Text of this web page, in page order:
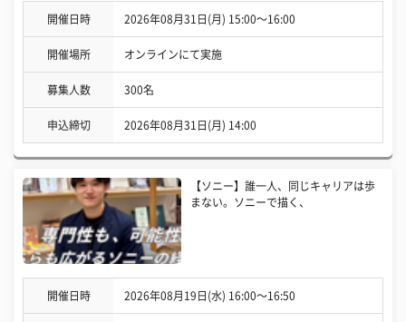
開催日時 2026年08月31日(月) 15:00〜16:00
開催場所 オンラインにて実施
募集人数 300名
申込締切 2026年08月31日(月) 14:00
【ソニー】誰一人、同じキャリアは歩
まない。ソニーで描く、
開催日時 2026年08月19日(水) 16:00〜16:50